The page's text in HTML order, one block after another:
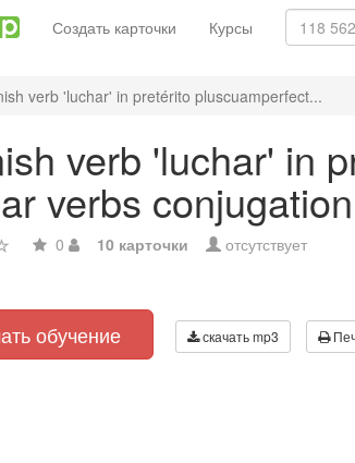
Создать карточки Курсы
verb 'luchar' in pretérito pluscuamperfect...
verb 'luchar' in
verbs conjugation
0 10 карточки отсутствует
обучение скачать mp3